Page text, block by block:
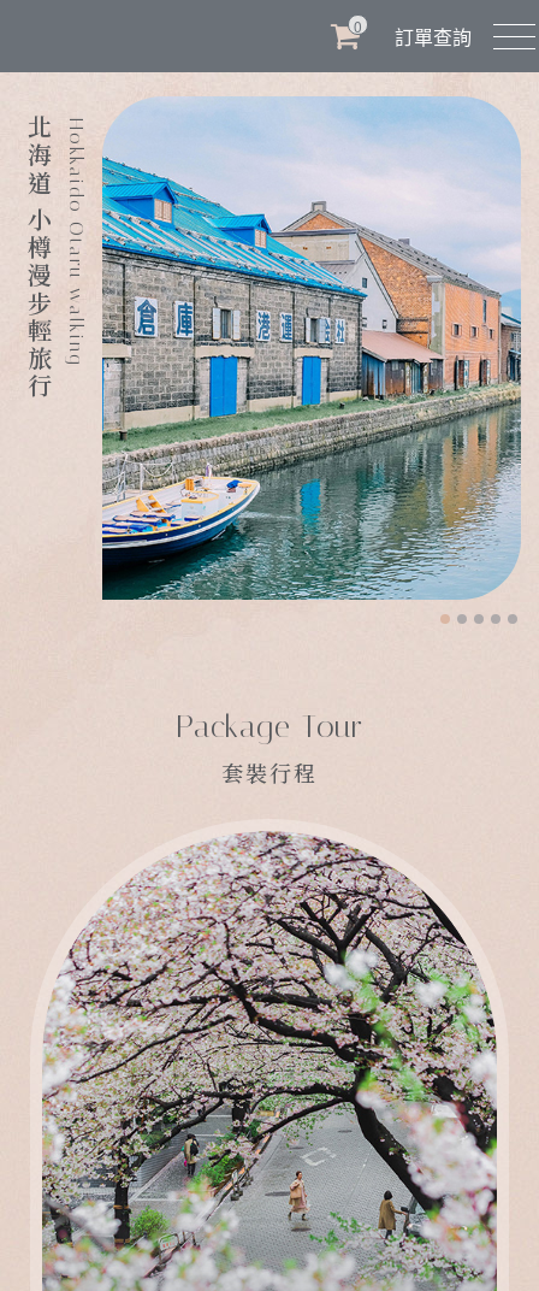
0 訂單查詢
北海道 小樽漫步輕旅行Hokkaido Otaru walking
Package Tour
套裝行程